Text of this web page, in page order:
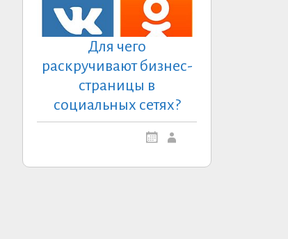
Для чего
раскручивают бизнес-
страницы в
социальных сетях?